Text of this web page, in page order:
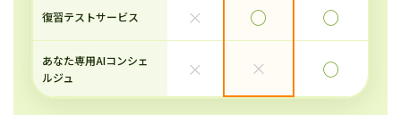
復習テストサービス × ◯ ◯
あなた専用AIコンシェ
ルジュ
× × ◯